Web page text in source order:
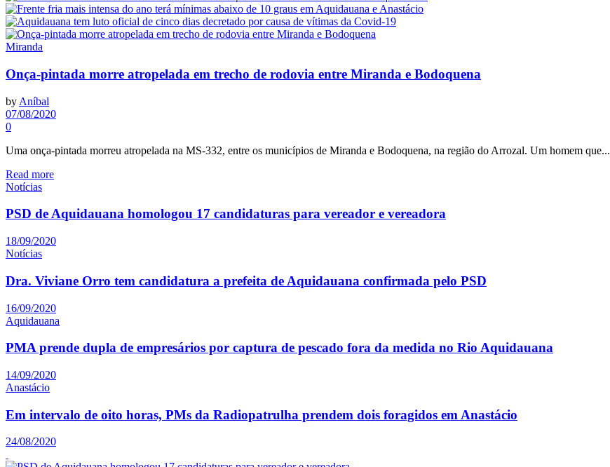
Miranda
Onça-pintada morre atropelada em trecho de rodovia entre Miranda e Bodoquena
by Aníbal
07/08/2020
0
Uma onça-pintada morreu atropelada na MS-332, entre os municípios de Miranda e Bodoquena, na região do Arrozal. Um homem que...
Read more
Notícias
PSD de Aquidauana homologou 17 candidaturas para vereador e vereadora
18/09/2020
Notícias
Dra. Viviane Orro tem candidatura a prefeita de Aquidauana confirmada pelo PSD
16/09/2020
Aquidauana
PMA prende dupla de empresários por captura de pescado fora da medida no Rio Aquidauana
14/09/2020
Anastácio
Em intervalo de oito horas, PMs da Radiopatrulha prendem dois foragidos em Anastácio
24/08/2020